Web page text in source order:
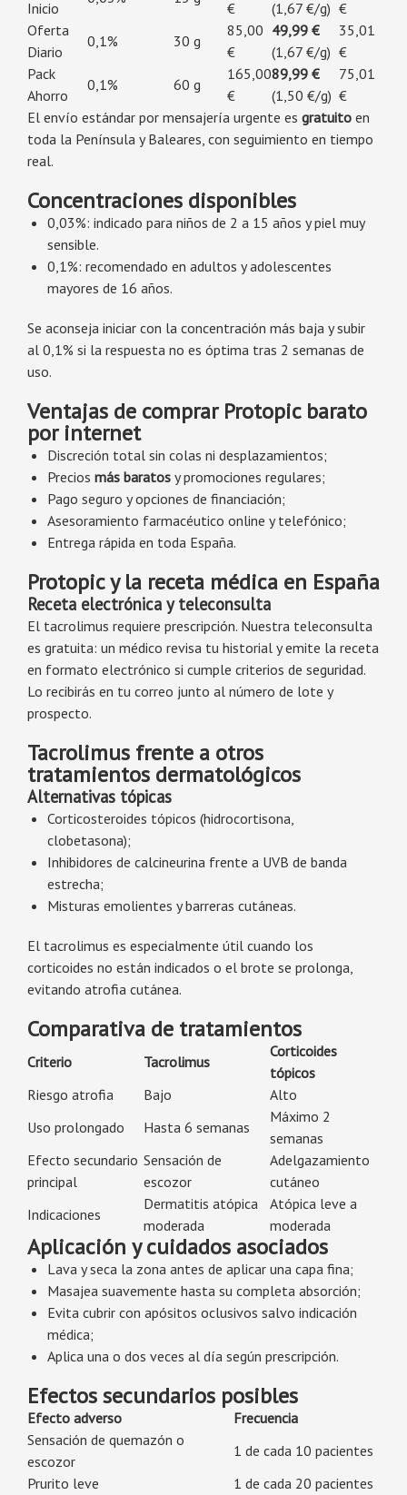
Inicio € (1,67 €/g) €
Oferta
Diario
0,1% 30 g
85,00
€
49,99 €
(1,67 €/g)
35,01
€
Pack
Ahorro
0,1% 60 g
165,00
€
89,99 €
(1,50 €/g)
75,01
€
El envío estándar por mensajería urgente es gratuito en
toda la Península y Baleares, con seguimiento en tiempo
real.
Concentraciones disponibles
0,03%: indicado para niños de 2 a 15 años y piel muy
sensible.
0,1%: recomendado en adultos y adolescentes
mayores de 16 años.
Se aconseja iniciar con la concentración más baja y subir
al 0,1% si la respuesta no es óptima tras 2 semanas de
uso.
Ventajas de comprar Protopic barato
por internet
Discreción total sin colas ni desplazamientos;
Precios más baratos y promociones regulares;
Pago seguro y opciones de financiación;
Asesoramiento farmacéutico online y telefónico;
Entrega rápida en toda España.
Protopic y la receta médica en España
Receta electrónica y teleconsulta
El tacrolimus requiere prescripción. Nuestra teleconsulta
es gratuita: un médico revisa tu historial y emite la receta
en formato electrónico si cumple criterios de seguridad.
Lo recibirás en tu correo junto al número de lote y
prospecto.
Tacrolimus frente a otros
tratamientos dermatológicos
Alternativas tópicas
Corticosteroides tópicos (hidrocortisona,
clobetasona);
Inhibidores de calcineurina frente a UVB de banda
estrecha;
Misturas emolientes y barreras cutáneas.
El tacrolimus es especialmente útil cuando los
corticoides no están indicados o el brote se prolonga,
evitando atrofia cutánea.
Comparativa de tratamientos
Criterio Tacrolimus
Corticoides
tópicos
Riesgo atrofia
Bajo
Alto
Uso prolongado
Hasta 6 semanas
Máximo 2
semanas
Efecto secundario
principal
Sensación de
escozor
Adelgazamiento
cutáneo
Indicaciones
Dermatitis atópica
moderada
Atópica leve a
moderada
Aplicación y cuidados asociados
Lava y seca la zona antes de aplicar una capa fina;
Masajea suavemente hasta su completa absorción;
Evita cubrir con apósitos oclusivos salvo indicación
médica;
Aplica una o dos veces al día según prescripción.
Efectos secundarios posibles
Efecto adverso
Frecuencia
Sensación de quemazón o
escozor
1 de cada 10 pacientes
Prurito leve
1 de cada 20 pacientes